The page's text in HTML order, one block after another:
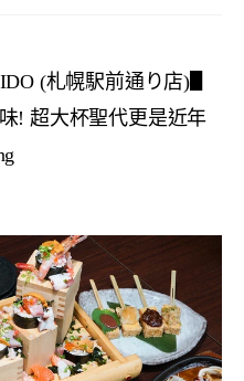
(札幌駅前通り店)▋
! 超大杯聖代更是近年